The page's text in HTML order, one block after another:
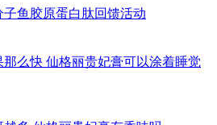
鱼胶原蛋白肽回馈活动
么快 仙格丽贵妃膏可以涂着睡觉